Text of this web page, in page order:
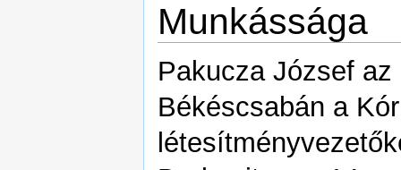
Munkássága
Pakucza József
Békéscsabán a